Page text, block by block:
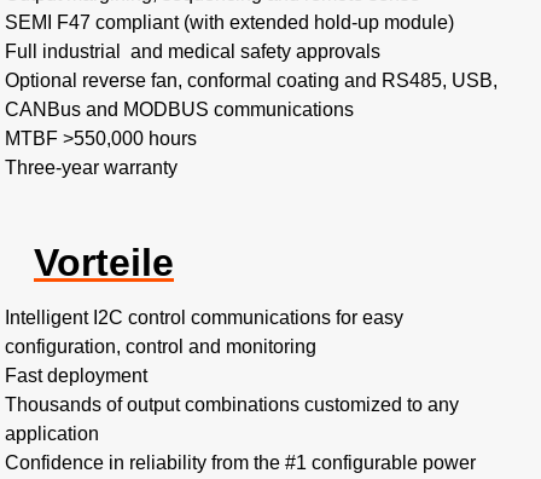
SEMI F47 compliant (with extended hold-up module)
Full industrial and medical safety approvals
Optional reverse fan, conformal coating and RS485, USB,
CANBus and MODBUS communications
MTBF >550,000 hours​
Three-year warranty
Vorteile
Intelligent I2C control communications for easy
configuration, control and monitoring​
Fast deployment​
Thousands of output combinations customized to any
application
Confidence in reliability from the #1 configurable power